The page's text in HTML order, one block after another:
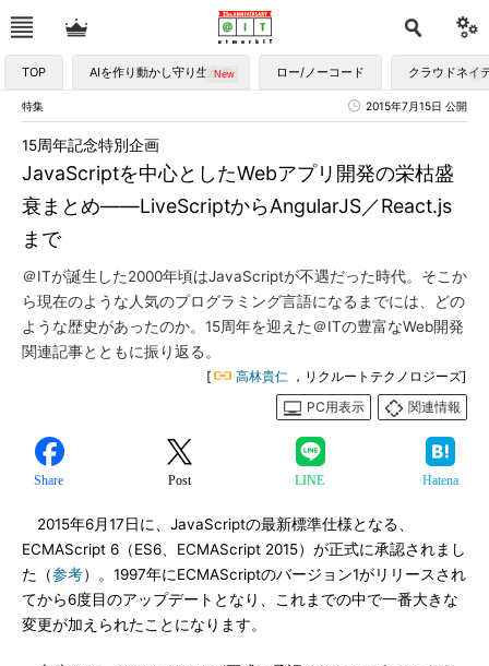
TOP AIを作り動かし守り生かす ロー/ノーコード クラウドネイ
特集 2015年7月15日 公開
JavaScriptを中心としたWebアプリ開発の栄枯盛
衰まとめ――LiveScriptからAngularJS／React.js
まで
15周年記念特別企画
＠ITが誕生した2000年頃はJavaScriptが不遇だった時代。そこか
ら現在のような人気のプログラミング言語になるまでには、どの
ような歴史があったのか。15周年を迎えた＠ITの豊富なWeb開発
関連記事とともに振り返る。
[ 高林貴仁 ，リクルートテクノロジーズ]
PC用表示
関連情報
Share Post LINE Hatena
2015年6月17日に、JavaScriptの最新標準仕様となる、
ECMAScript 6（ES6、ECMAScript 2015）が正式に承認されまし
た（参考）。1997年にECMAScriptのバージョン1がリリースされ
てから6度目のアップデートとなり、これまでの中で一番大きな
変更が加えられたことになります。